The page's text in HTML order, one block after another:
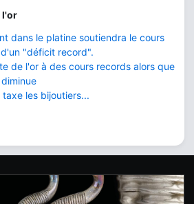
l'or
dans le platine soutiendra le cours
"déficit record".
de l'or à des cours records alors que
les bijoutiers...